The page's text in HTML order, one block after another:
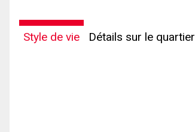
Style de vie Détails sur le quartier